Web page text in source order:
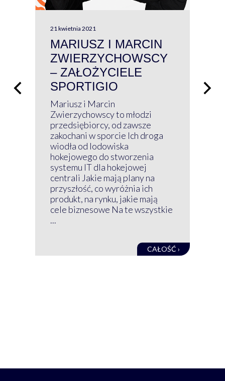
21 kwietnia 2021
MARIUSZ I MARCIN
ZWIERZYCHOWSCY
– ZAŁOŻYCIELE
SPORTIGIO
Mariusz i Marcin
Zwierzychowscy to młodzi
przedsiębiorcy, od zawsze
zakochani w sporcie Ich droga
wiodła od lodowiska
hokejowego do stworzenia
systemu IT dla hokejowej
centrali Jakie mają plany na
przyszłość, co wyróżnia ich
produkt, na rynku, jakie mają
cele biznesowe Na te wszystkie
...
CAŁOŚĆ ›